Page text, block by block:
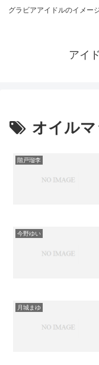
グラビアアイドルのイメー
アイ
オイル
階戸瑠李
今野ゆい
月城まゆ